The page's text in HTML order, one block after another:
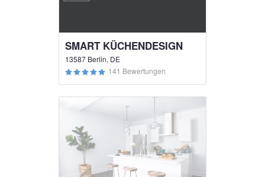
SMART KÜCHENDESIGN
13587 Berlin, DE
141 Bewertungen